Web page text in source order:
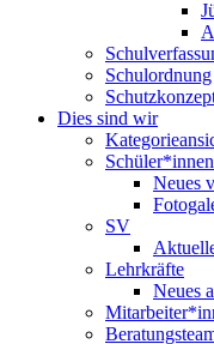
Schulordnung
Dies sind wir
Schüler*innen
Neues
SV
Lehrkräfte
Neues